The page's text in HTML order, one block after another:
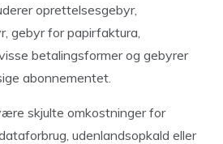
oprettelsesgebyr,
gebyr for papirfaktura,
betalingsformer og gebyrer
abonnementet.
skjulte omkostninger for
udenlandsopkald eller